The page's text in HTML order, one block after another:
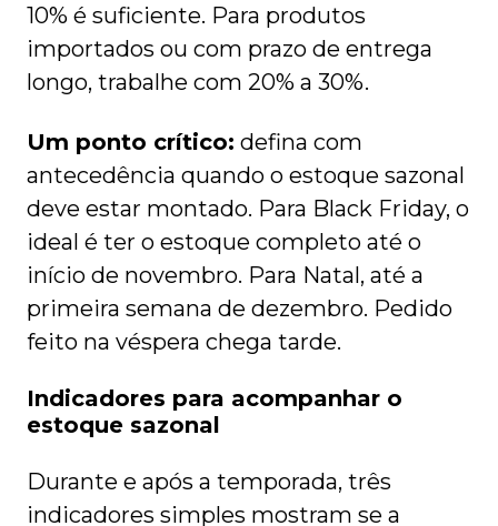
10% é suficiente. Para produtos
importados ou com prazo de entrega
longo, trabalhe com 20% a 30%.
Um ponto crítico: defina com
antecedência quando o estoque sazonal
deve estar montado. Para Black Friday, o
ideal é ter o estoque completo até o
início de novembro. Para Natal, até a
primeira semana de dezembro. Pedido
feito na véspera chega tarde.
Indicadores para acompanhar o
estoque sazonal
Durante e após a temporada, três
indicadores simples mostram se a